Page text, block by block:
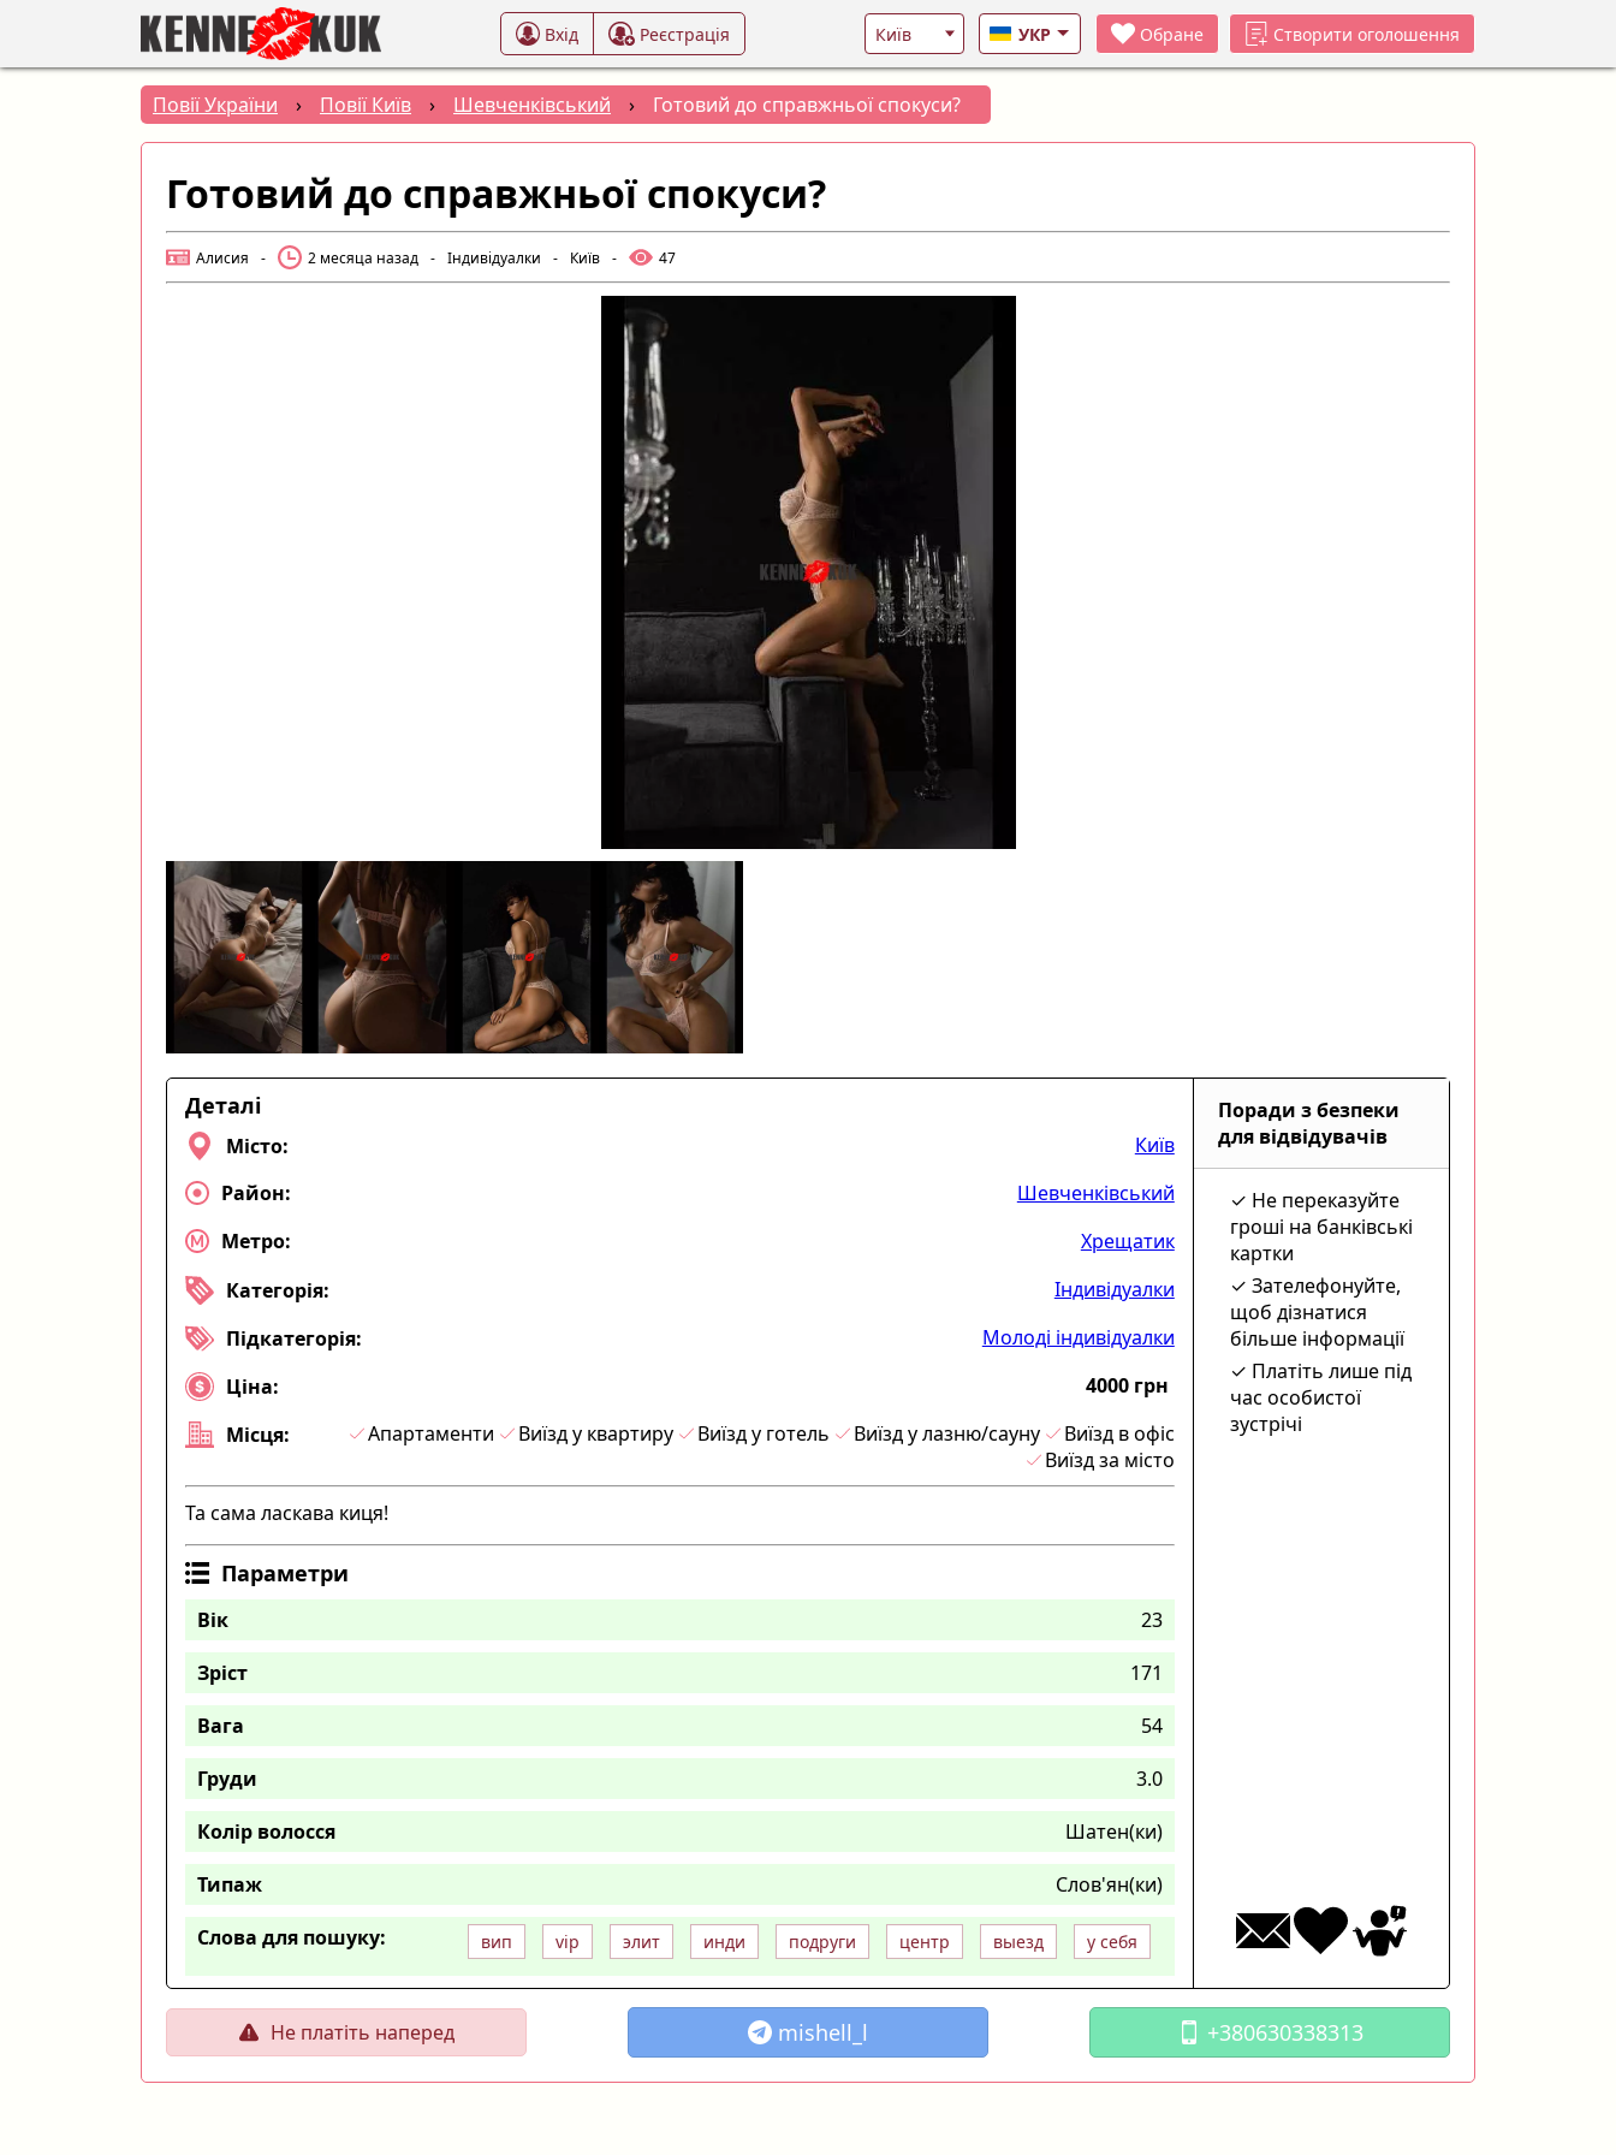
Вхід Реєстрація УКР Обране Створити оголошення
Повії України › Повії Київ › Шевченківський › Готовий до справжньої спокуси?
Готовий до справжньої спокуси?
Алисия - 2 месяца назад - Індивідуалки - Київ - 47
Деталі
Місто:
Київ
Район:
Шевченківський
Метро:
Хрещатик
Категорія:
Індивідуалки
Підкатегорія:
Молоді індивідуалки
Ціна:
4000 грн
Місця:
Апартаменти Виїзд у квартиру Виїзд у готель Виїзд у лазню/сауну
Виїзд в офіс
Виїзд за місто
Та сама ласкава киця!
Параметри
Вік
23
Зріст
171
Вага
54
Груди
3.0
Колір волосся
Шатен(ки)
Типаж
Слов'ян(ки)
Слова для пошуку:
вип vip элит инди подруги центр выезд у себя
Поради з безпеки
для відвідувачів
Не переказуйте
гроші на банківські
картки
Зателефонуйте,
щоб дізнатися
більше інформації
Платіть лише під
час особистої
зустрічі
Не платіть наперед mishell_l +380630338313